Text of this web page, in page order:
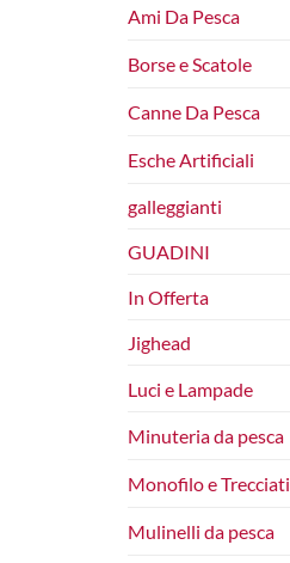
Ami Da Pesca
Borse e Scatole
Canne Da Pesca
Esche Artificiali
galleggianti
GUADINI
In Offerta
Jighead
Luci e Lampade
Minuteria da pesca
Monofilo e Trecciati
Mulinelli da pesca